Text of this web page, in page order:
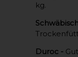
kg.
Duroc -